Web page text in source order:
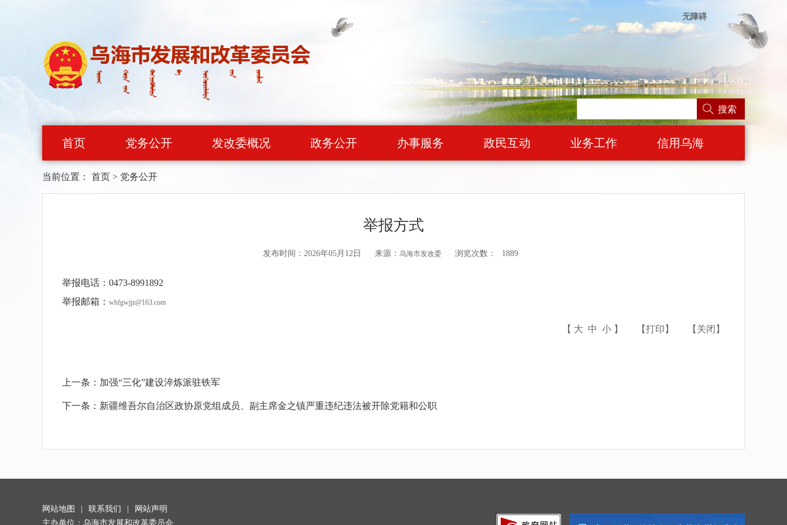
无障碍
搜索
首页 党务公开 发改委概况 政务公开 办事服务 政民互动 业务工作 信用乌海
当前位置： 首页 > 党务公开
举报方式
发布时间：2026年05月12日 来源： 乌海市发改委 浏览次数： 1889
举报电话：0473-8991892
举报邮箱： whfgwjjz@163.com
【 大 中 小 】 【打印 】 【 关闭 】
上一条： 加强“三化”建设淬炼派驻铁军
下一条： 新疆维吾尔自治区政协原党组成员、副主席金之镇严重违纪违法被开除党籍和公职
网站地图 联系我们
网站声明
主办单位：乌海市发展和改革委员会